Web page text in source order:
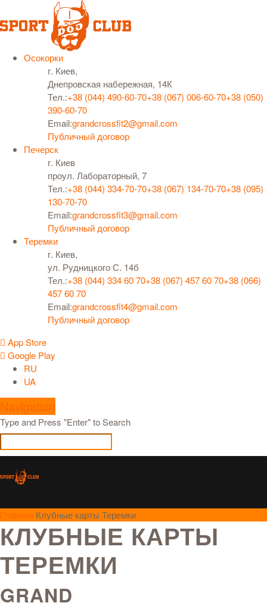
Осокорки
г. Киев,
Днепровская набережная, 14К
Тел.:+38 (044) 490-60-70+38 (067) 006-60-70+38 (050)
390-60-70
Email:grandcrossfit2@gmail.com
Публичный договор
Печерск
г. Киев
проул. Лабораторный, 7
Тел.:+38 (044) 334-70-70+38 (067) 134-70-70+38 (095)
130-70-70
Email:grandcrossfit3@gmail.com
Публичный договор
Теремки
г. Киев,
ул. Рудницкого С. 14б
Тел.:+38 (044) 334 60 70+38 (067) 457 60 70+38 (066)
457 60 70
Email:grandcrossfit4@gmail.com
Публичный договор
App Store
Google Play
RU
UA
Navigation
Type and Press "Enter" to Search
Главная Клубные карты Теремки
КЛУБНЫЕ КАРТЫ
ТЕРЕМКИ
GRAND